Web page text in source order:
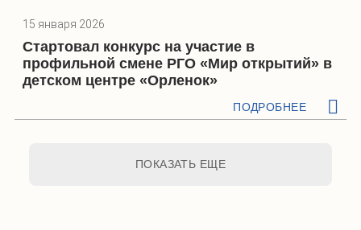
15 января 2026
Стартовал конкурс на участие в
профильной смене РГО «Мир открытий» в
детском центре «Орленок»
ПОДРОБНЕЕ
ПОКАЗАТЬ ЕЩЕ